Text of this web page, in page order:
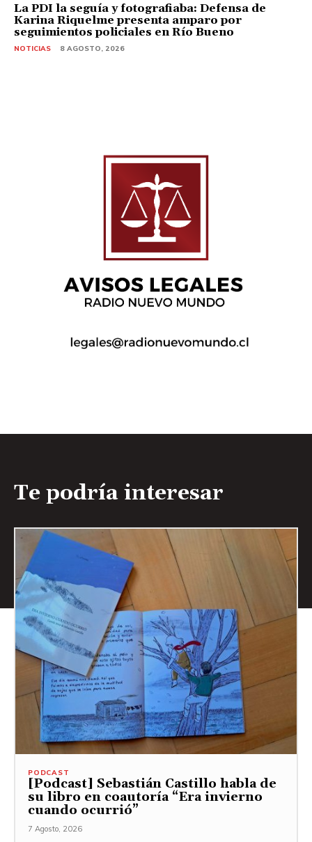
La PDI la seguía y fotografiaba: Defensa de
Karina Riquelme presenta amparo por
seguimientos policiales en Río Bueno
NOTICIAS 8 AGOSTO, 2026
Te podría interesar
PODCAST
[Podcast] Sebastián Castillo habla de
su libro en coautoría “Era invierno
cuando ocurrió”
7 Agosto, 2026